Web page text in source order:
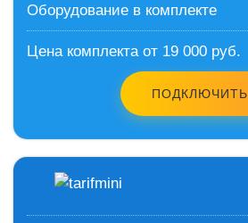
Оборудование в комплекте
Цена комплекта от 19 000 руб.
ПОДКЛЮЧИТЬ